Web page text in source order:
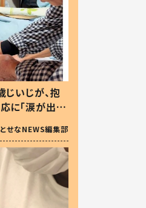
いじが、抱
に「涙が出ま
」
とせなNEWS編集部